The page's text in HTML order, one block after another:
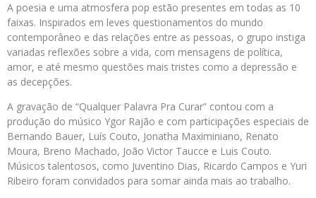
A poesia e uma atmosfera pop estão presentes em todas as 10
faixas. Inspirados em leves questionamentos do mundo
contemporâneo e das relações entre as pessoas, o grupo instiga
variadas reflexões sobre a vida, com mensagens de política,
amor, e até mesmo questões mais tristes como a depressão e
as decepções.
A gravação de “Qualquer Palavra Pra Curar” contou com a
produção do músico Ygor Rajão e com participações especiais de
Bernando Bauer, Luís Couto, Jonatha Maximiniano, Renato
Moura, Breno Machado, João Victor Taucce e Luis Couto.
Músicos talentosos, como Juventino Dias, Ricardo Campos e Yuri
Ribeiro foram convidados para somar ainda mais ao trabalho.